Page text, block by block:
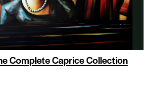
Complete Caprice Collection